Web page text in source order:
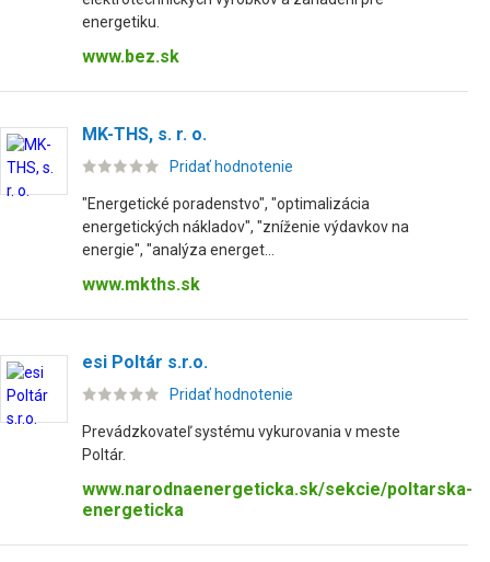
energetiku.
www.bez.sk
MK-THS, s. r. o.
Pridať hodnotenie
"Energetické poradenstvo", "optimalizácia
energetických nákladov", "zníženie výdavkov na
energie", "analýza energet...
www.mkths.sk
esi Poltár s.r.o.
Pridať hodnotenie
Prevádzkovateľ systému vykurovania v meste
Poltár.
www.narodnaenergeticka.sk/sekcie/poltarska-
energeticka